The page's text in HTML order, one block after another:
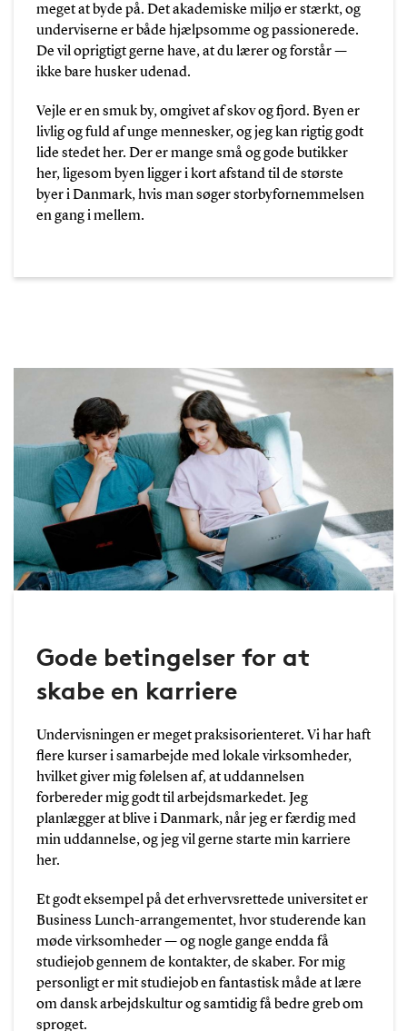
meget at byde på. Det akademiske miljø er stærkt, og
underviserne er både hjælpsomme og passionerede.
De vil oprigtigt gerne have, at du lærer og forstår —
ikke bare husker udenad.
Vejle er en smuk by, omgivet af skov og fjord. Byen er
livlig og fuld af unge mennesker, og jeg kan rigtig godt
lide stedet her. Der er mange små og gode butikker
her, ligesom byen ligger i kort afstand til de største
byer i Danmark, hvis man søger storbyfornemmelsen
en gang i mellem.
Gode betingelser for at
skabe en karriere
Undervisningen er meget praksisorienteret. Vi har haft
flere kurser i samarbejde med lokale virksomheder,
hvilket giver mig følelsen af, at uddannelsen
forbereder mig godt til arbejdsmarkedet. Jeg
planlægger at blive i Danmark, når jeg er færdig med
min uddannelse, og jeg vil gerne starte min karriere
her.
Et godt eksempel på det erhvervsrettede universitet er
Business Lunch-arrangementet, hvor studerende kan
møde virksomheder — og nogle gange endda få
studiejob gennem de kontakter, de skaber. For mig
personligt er mit studiejob en fantastisk måde at lære
om dansk arbejdskultur og samtidig få bedre greb om
sproget.